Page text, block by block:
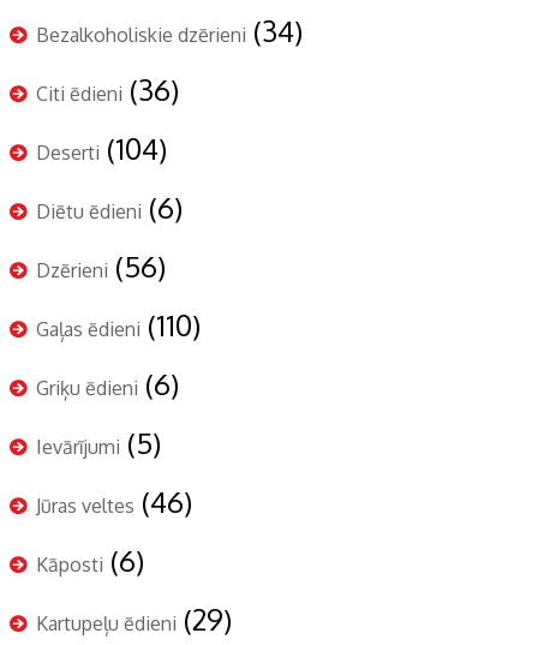
Bezalkoholiskie dzērieni (34)
Citi ēdieni (36)
Deserti (104)
Diētu ēdieni (6)
Dzērieni (56)
Gaļas ēdieni (110)
Griķu ēdieni (6)
Ievārījumi (5)
Jūras veltes (46)
Kāposti (6)
Kartupeļu ēdieni (29)